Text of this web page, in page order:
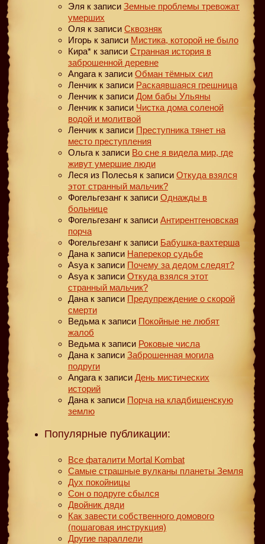
Эля к записи Земные проблемы тревожат
умерших
Оля к записи Сквозняк
Игорь к записи Мистика, которой не было
Кира* к записи Странная история в
заброшенной деревне
Angara к записи Обман тёмных сил
Ленчик к записи Раскаявшаяся грешница
Ленчик к записи Дом бабы Ульяны
Ленчик к записи Чистка дома соленой
водой и молитвой
Ленчик к записи Преступника тянет на
место преступления
Ольга к записи Во сне я видела мир, где
живут умершие люди
Леся из Полесья к записи Откуда взялся
этот странный мальчик?
Фогельгезанг к записи Однажды в
больнице
Фогельгезанг к записи Антирентгеновская
порча
Фогельгезанг к записи Бабушка-вахтерша
Дана к записи Наперекор судьбе
Asya к записи Почему за дедом следят?
Asya к записи Откуда взялся этот
странный мальчик?
Дана к записи Предупреждение о скорой
смерти
Ведьма к записи Покойные не любят
жалоб
Ведьма к записи Роковые числа
Дана к записи Заброшенная могила
подруги
Angara к записи День мистических
историй
Дана к записи Порча на кладбищенскую
землю
Популярные публикации:
Все фаталити Mortal Kombat
Самые страшные вулканы планеты Земля
Дух покойницы
Сон о подруге сбылся
Двойник дяди
Как завести собственного домового
(пошаговая инструкция)
Другие параллели